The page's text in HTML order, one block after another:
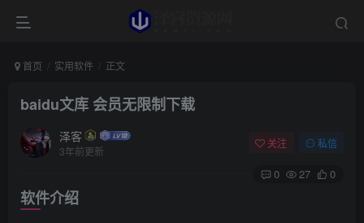
首页 实用软件 正文
baidu文库 会员无限制下载
泽客
3年前更新
关注 私信
0 27 0
软件介绍